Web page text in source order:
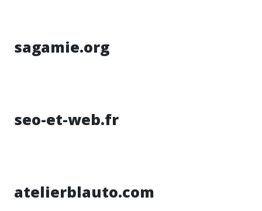
sagamie.org
seo-et-web.fr
atelierblauto.com